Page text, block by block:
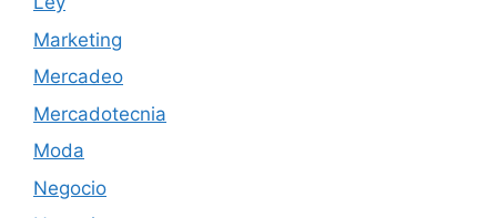
Marketing
Mercadeo
Mercadotecnia
Moda
Negocio